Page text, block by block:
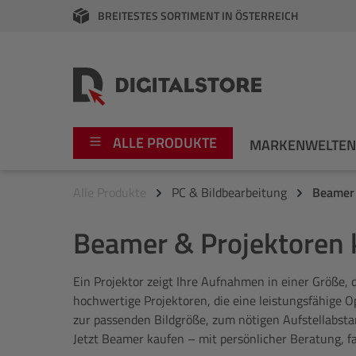
Zur Hauptnavigation springen
BREITESTES SORTIMENT IN ÖSTERREICH
ALLE PRODUKTE MARKENWELTEN
Video
Audio
Apple
Fujifilm
Leica Boutique
Nikon
Alle Produkte PC & Bildbearbeitung
Beamer &
Ein Projektor zeigt Ihre Aufnahmen in einer
hochwertige Projektoren, die eine leistungsfähige
zur passenden Bildgröße, zum nötigen
Jetzt Beamer kaufen – mit persönlicher Beratung,